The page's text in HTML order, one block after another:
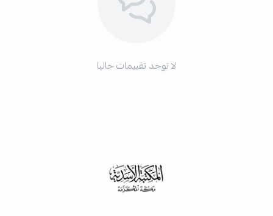
لا توجد تقييمات حاليا